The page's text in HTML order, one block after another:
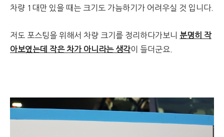
차량 1대만 있을 때는 크기도 가늠하기가 어려우실 것 입니다.
저도 포스팅을 위해서 차량 크기를 정리하다가보니 분명히 작
아보였는데 작은 차가 아니라는 생각이 들더군요.